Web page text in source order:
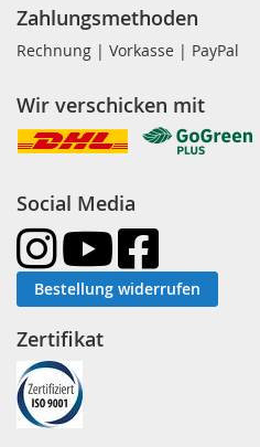
Zahlungsmethoden
Rechnung | Vorkasse | PayPal
Wir verschicken mit
Social Media
Bestellung widerrufen
Zertifikat